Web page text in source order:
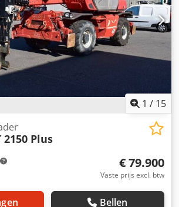
185 l/min - Hydraulische druk 350
- Hydraulische olie 260 l - Inhoud
l - Uitlaatgasnabehandeling voor diesel
in de cabine (LpA) 68 dB -
108 dB - Trillingswaarde op
m/s² - Stuurwielen (voor / achter) 2 /
2 joysticks - Veiligheid
ROPS - FOPS niveau 2 -
1 / 15
2150 Plus
€ 79.900
Vaste prijs excl. btw
Bellen